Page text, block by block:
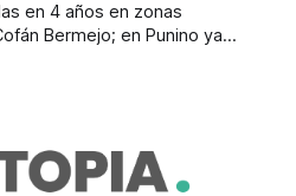
en 4 años en zonas
Bermejo; en Punino ya